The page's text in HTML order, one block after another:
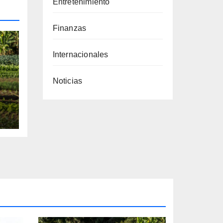
Entretenimiento
Finanzas
Internacionales
Noticias